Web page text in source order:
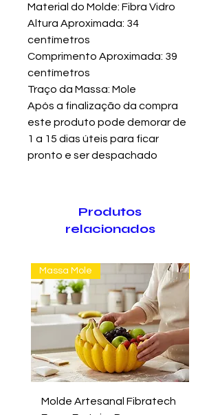
Material do Molde: Fibra Vidro
Altura Aproximada: 34
centímetros
Comprimento Aproximada: 39
centímetros
Traço da Massa: Mole
Após a finalização da compra
este produto pode demorar de
1 a 15 dias úteis para ficar
pronto e ser despachado
Produtos
relacionados
Massa Mole
Molde Artesanal Fibratech